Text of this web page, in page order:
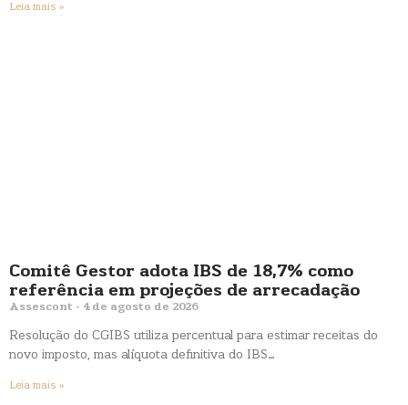
Leia mais »
Comitê Gestor adota IBS de 18,7% como
referência em projeções de arrecadação
Assescont 4 de agosto de 2026
Resolução do CGIBS utiliza percentual para estimar receitas do
novo imposto, mas alíquota definitiva do IBS…
Leia mais »